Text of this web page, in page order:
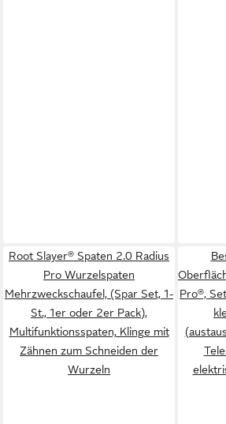
Root Slayer® Spaten 2.0 Radius
Pro Wurzelspaten
Mehrzweckschaufel, (Spar Set, 1-
St., 1er oder 2er Pack),
Multifunktionsspaten, Klinge mit
Zähnen zum Schneiden der
Wurzeln
Pro®,